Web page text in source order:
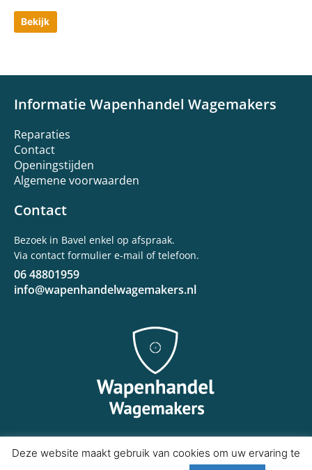
Bekijk
Informatie Wapenhandel Wagemakers
Reparaties
Contact
Openingstijden
Algemene voorwaarden
Contact
Bezoek in Bavel enkel op afspraak.
Via contact formulier e-mail of telefoon.
06 48801959
info@wapenhandelwagemakers.nl
Copyright © 2020 Wapenhandel Wagemakers
Deze website maakt gebruik van cookies om uw ervaring te